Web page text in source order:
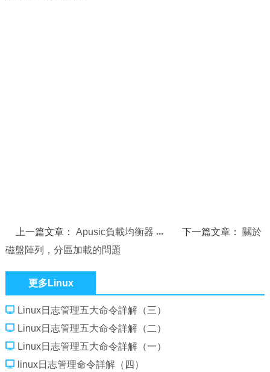
上一篇文章：Apusic負載均衡器 下一篇文章： 關於
磁盤陣列，分區加載的問題
更多Linux
Linux日志管理五大命令詳解（三）
Linux日志管理五大命令詳解（二）
Linux日志管理五大命令詳解（一）
linux日志管理命令詳解（四）